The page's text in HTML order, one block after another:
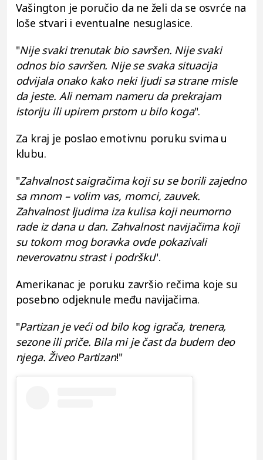
Vašington je poručio da ne želi da se osvrće na
loše stvari i eventualne nesuglasice.
"Nije svaki trenutak bio savršen. Nije svaki
odnos bio savršen. Nije se svaka situacija
odvijala onako kako neki ljudi sa strane misle
da jeste. Ali nemam nameru da prekrajam
istoriju ili upirem prstom u bilo koga".
Za kraj je poslao emotivnu poruku svima u
klubu.
"Zahvalnost saigračima koji su se borili zajedno
sa mnom – volim vas, momci, zauvek.
Zahvalnost ljudima iza kulisa koji neumorno
rade iz dana u dan. Zahvalnost navijačima koji
su tokom mog boravka ovde pokazivali
neverovatnu strast i podršku".
Amerikanac je poruku završio rečima koje su
posebno odjeknule među navijačima.
"Partizan je veći od bilo kog igrača, trenera,
sezone ili priče. Bila mi je čast da budem deo
njega. Živeo Partizan!"